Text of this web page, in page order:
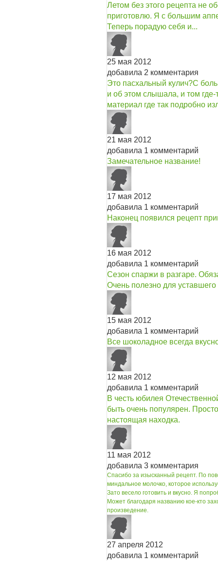
Летом без этого рецепта не
приготовлю. Я с большим
Теперь порадую себя и...
25 мая 2012
добавила 2 комментария
Это пасхальный кулич?С
и об этом слышала, и том
материал где так подробно
21 мая 2012
добавила 1 комментарий
Замечательное название!
17 мая 2012
добавила 1 комментарий
Наконец появился рецепт
16 мая 2012
добавила 1 комментарий
Сезон спаржи в разгаре.
Очень полезно для уставшего
15 мая 2012
добавила 1 комментарий
Все шоколадное всегда
12 мая 2012
добавила 1 комментарий
В честь юбилея
быть очень популярен.
настоящая находка.
11 мая 2012
добавила 3 комментария
Спасибо за изысканный рецепт. По
миндальное молочко, которое
Зато весело готовить и вкусно. Я
Может благодаря названию кое-кто
произведение.
27 апреля 2012
добавила 1 комментарий